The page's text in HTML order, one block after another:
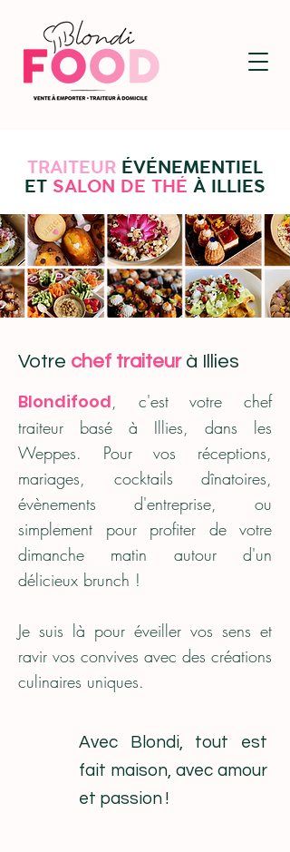
TRAITEUR ÉVÉNEMENTIEL
ET SALON DE THÉ À ILLIES
Votre chef traiteur à Illies
Blondifood, c'est votre chef
traiteur basé à Illies, dans les
Weppes. Pour vos réceptions,
mariages, cocktails dînatoires,
évènements d'entreprise, ou
simplement pour profiter de votre
dimanche matin autour d'un
délicieux brunch !
Je suis là pour éveiller vos sens et
ravir vos convives avec des créations
culinaires uniques.
Avec Blondi, tout est
fait maison, avec amour
et passion !